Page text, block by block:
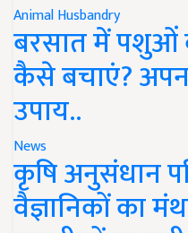
Animal Husbandry
बरसात में पशुओं
कैसे बचाएं?
उपाय..
News
कृषि अनुसंधान
वैज्ञानिकों का